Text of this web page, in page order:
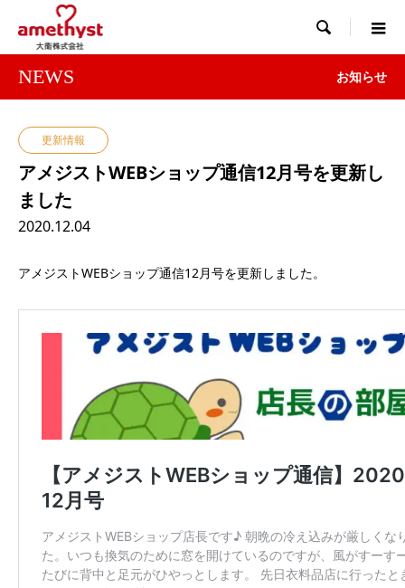

NEWS お知らせ
更新情報
アメジストWEBショップ通信12月号を更新し
ました
2020.12.04
アメジストWEBショップ通信12月号を更新しました。